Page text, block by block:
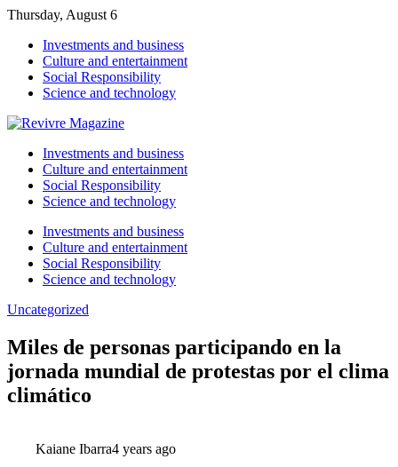
Thursday, August 6
Investments and business
Culture and entertainment
Social Responsibility
Science and technology
Investments and business
Culture and entertainment
Social Responsibility
Science and technology
Investments and business
Culture and entertainment
Social Responsibility
Science and technology
Uncategorized
Miles de personas participando en la
jornada mundial de protestas por el clima
climático
Kaiane Ibarra4 years ago